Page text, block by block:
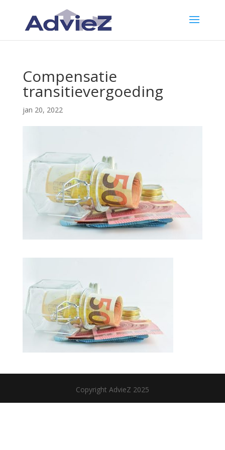
Compensatie
transitievergoeding
jan 20, 2022
Copyright AdvieZ 2025